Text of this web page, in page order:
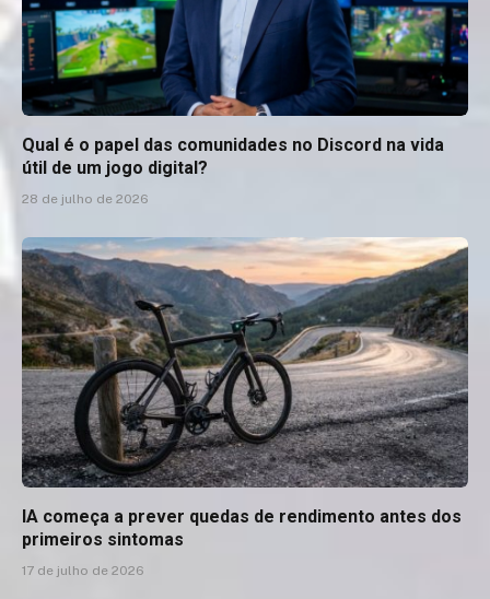
Qual é o papel das comunidades no Discord na vida
útil de um jogo digital?
28 de julho de 2026
IA começa a prever quedas de rendimento antes dos
primeiros sintomas
17 de julho de 2026